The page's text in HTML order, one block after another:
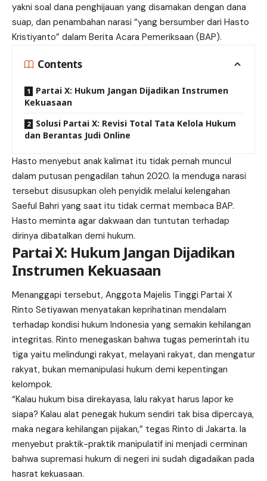
yakni soal dana penghijauan yang disamakan dengan dana
suap, dan penambahan narasi “yang bersumber dari Hasto
Kristiyanto” dalam Berita Acara Pemeriksaan (BAP).
Contents
Partai X: Hukum Jangan Dijadikan Instrumen
Kekuasaan
Solusi Partai X: Revisi Total Tata Kelola Hukum
dan Berantas Judi Online
Hasto menyebut anak kalimat itu tidak pernah muncul
dalam putusan pengadilan tahun 2020. Ia menduga narasi
tersebut disusupkan oleh penyidik melalui kelengahan
Saeful Bahri yang saat itu tidak cermat membaca BAP.
Hasto meminta agar dakwaan dan tuntutan terhadap
dirinya dibatalkan demi hukum.
Partai X: Hukum Jangan Dijadikan
Instrumen Kekuasaan
Menanggapi tersebut, Anggota Majelis Tinggi Partai X
Rinto Setiyawan menyatakan keprihatinan mendalam
terhadap kondisi hukum Indonesia yang semakin kehilangan
integritas. Rinto menegaskan bahwa tugas pemerintah itu
tiga yaitu melindungi rakyat, melayani rakyat, dan mengatur
rakyat, bukan memanipulasi hukum demi kepentingan
kelompok.
“Kalau hukum bisa direkayasa, lalu rakyat harus lapor ke
siapa? Kalau alat penegak hukum sendiri tak bisa dipercaya,
maka negara kehilangan pijakan,” tegas Rinto di Jakarta. Ia
menyebut praktik-praktik manipulatif ini menjadi cerminan
bahwa supremasi hukum di negeri ini sudah digadaikan pada
hasrat kekuasaan.